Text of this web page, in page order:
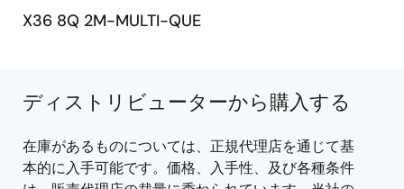
X36 8Q 2M-MULTI-QUE
ディストリビューターから購入する
在庫があるものについては、正規代理店を通じて基
本的に入手可能です。価格、入手性、及び各種条件